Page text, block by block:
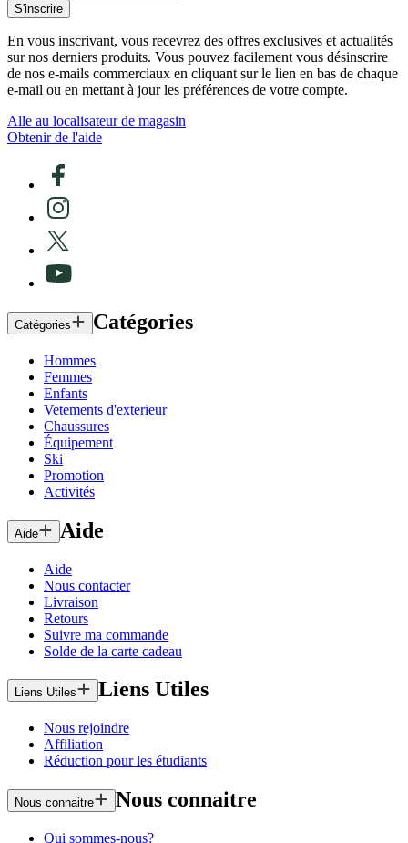
S'inscrire
En vous inscrivant, vous recevrez des offres exclusives et actualités
sur nos derniers produits. Vous pouvez facilement vous désinscrire
de nos e-mails commerciaux en cliquant sur le lien en bas de chaque
e-mail ou en mettant à jour les préférences de votre compte.
Alle au localisateur de magasin
Obtenir de l'aide
Catégories Catégories
Hommes
Femmes
Enfants
Vetements d'exterieur
Chaussures
Équipement
Ski
Promotion
Activités
Aide Aide
Aide
Nous contacter
Livraison
Retours
Suivre ma commande
Solde de la carte cadeau
Liens Utiles Liens Utiles
Nous rejoindre
Affiliation
Réduction pour les étudiants
Nous connaitre Nous connaitre
Qui sommes-nous?